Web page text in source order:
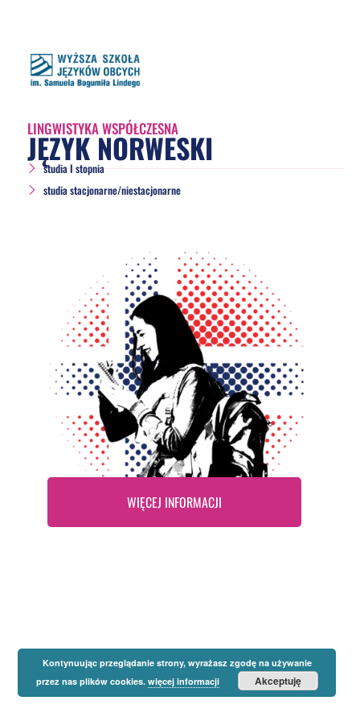
LINGWISTYKA WSPÓŁCZESNA
JĘZYK NORWESKI
studia I stopnia
studia stacjonarne/niestacjonarne
WIĘCEJ INFORMACJI
Kontynuując przeglądanie strony, wyrażasz zgodę na używanie
przez nas plików cookies. więcej informacji Akceptuję